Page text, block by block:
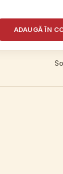
ADAUGĂ ÎN